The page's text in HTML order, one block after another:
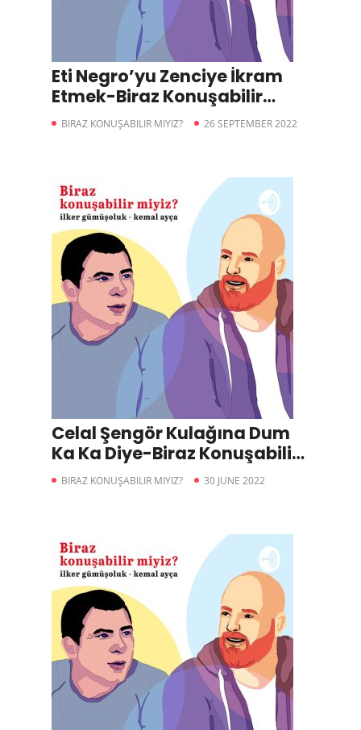
Eti Negro’yu Zenciye İkram
Etmek-Biraz Konuşabilir
miyiz?
BIRAZ KONUŞABILIR MIYIZ? 26 SEPTEMBER 2022
Celal Şengör Kulağına Dum
Ka Ka Diye-Biraz Konuşabilir
miyiz?
BIRAZ KONUŞABILIR MIYIZ? 30 JUNE 2022